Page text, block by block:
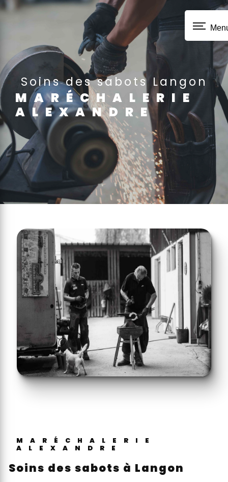
soins des sabots Langon
MARÉCHALERIE
ALEXANDRE
MARÉCHALERIE
ALEXANDRE
soins des sabots à Langon
Panneau de gestion des cookies